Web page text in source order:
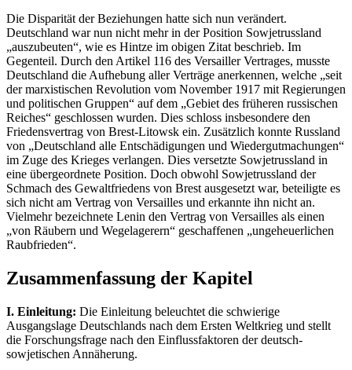
Die Disparität der Beziehungen hatte sich nun verändert.
Deutschland war nun nicht mehr in der Position Sowjetrussland
„auszubeuten“, wie es Hintze im obigen Zitat beschrieb. Im
Gegenteil. Durch den Artikel 116 des Versailler Vertrages, musste
Deutschland die Aufhebung aller Verträge anerkennen, welche „seit
der marxistischen Revolution vom November 1917 mit Regierungen
und politischen Gruppen“ auf dem „Gebiet des früheren russischen
Reiches“ geschlossen wurden. Dies schloss insbesondere den
Friedensvertrag von Brest-Litowsk ein. Zusätzlich konnte Russland
von „Deutschland alle Entschädigungen und Wiedergutmachungen“
im Zuge des Krieges verlangen. Dies versetzte Sowjetrussland in
eine übergeordnete Position. Doch obwohl Sowjetrussland der
Schmach des Gewaltfriedens von Brest ausgesetzt war, beteiligte es
sich nicht am Vertrag von Versailles und erkannte ihn nicht an.
Vielmehr bezeichnete Lenin den Vertrag von Versailles als einen
„von Räubern und Wegelagerern“ geschaffenen „ungeheuerlichen
Raubfrieden“.
Zusammenfassung der Kapitel
I. Einleitung: Die Einleitung beleuchtet die schwierige
Ausgangslage Deutschlands nach dem Ersten Weltkrieg und stellt
die Forschungsfrage nach den Einflussfaktoren der deutsch-
sowjetischen Annäherung.